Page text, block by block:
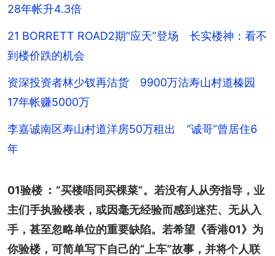
28年帐升4.3倍
21 BORRETT ROAD2期“应天”登场 长实楼神：看不
到楼价跌的机会
资深投资者林少钗再沽货 9900万沽寿山村道榛园
17年帐赚5000万
李嘉诚南区寿山村道洋房50万租出 “诚哥”曾居住6
年
01验楼 ︰“买楼唔同买棵菜”。若没有人从旁指导，业
主们手执验楼表，或因毫无经验而感到迷茫、无从入
手，甚至忽略单位的重要缺陷。若希望《香港01》为
你验楼，可简单写下自己的“上车”故事，并将个人联